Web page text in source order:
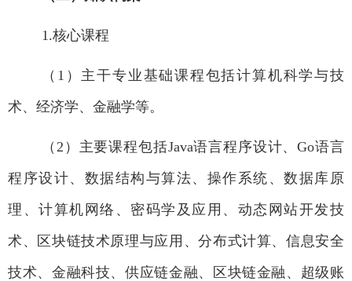
1.核心课程
（ 1 ）主干专业基础课程包括计算机科学与技
术、经济学、金融学等。
（ 2 ）主要课程包括Java语言程序设计、Go语言
程序设计、数据结构与算法、操作系统、数据库原
理、计算机网络、密码学及应用、动态网站开发技
术、区块链技术原理与应用、分布式计算、信息安全
技术、金融科技、供应链金融、区块链金融、超级账